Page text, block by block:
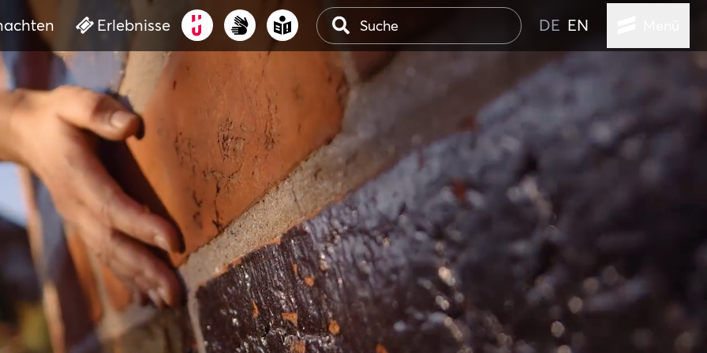
Erlebnisse DE EN
ALTSTADT
KULTUR
VERANSTALTUNGEN
WASSER
BUCHEN
SERVICE